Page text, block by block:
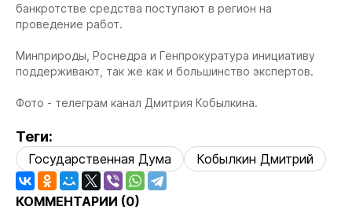
банкротстве средства поступают в регион на
проведение работ.
Минприроды, Роснедра и Генпрокуратура инициативу
поддерживают, так же как и большинство экспертов.
Фото - телеграм канал Дмитрия Кобылкина.
Теги:
Государственная Дума Кобылкин Дмитрий
КОММЕНТАРИИ (0)